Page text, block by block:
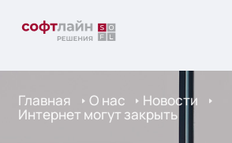
Главная О нас Новости
Интернет могут закрыть